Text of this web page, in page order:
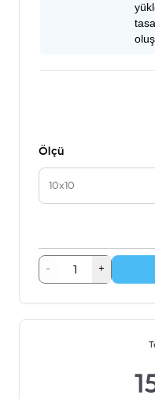
Ölçü
10x10
- +